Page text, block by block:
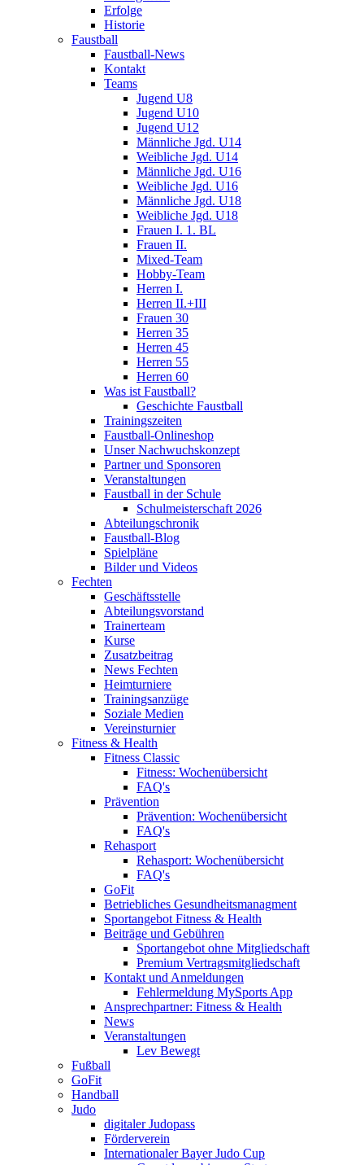
Erfolge
Historie
Faustball
Faustball-News
Kontakt
Teams
Jugend U8
Jugend U10
Jugend U12
Männliche Jgd. U14
Weibliche Jgd. U14
Männliche Jgd. U16
Weibliche Jgd. U16
Männliche Jgd. U18
Weibliche Jgd. U18
Frauen I. 1. BL
Frauen II.
Mixed-Team
Hobby-Team
Herren I.
Herren II.+III
Frauen 30
Herren 35
Herren 45
Herren 55
Herren 60
Was ist Faustball?
Geschichte Faustball
Trainingszeiten
Faustball-Onlineshop
Unser Nachwuchskonzept
Partner und Sponsoren
Veranstaltungen
Faustball in der Schule
Schulmeisterschaft 2026
Abteilungschronik
Faustball-Blog
Spielpläne
Bilder und Videos
Fechten
Geschäftsstelle
Abteilungsvorstand
Trainerteam
Kurse
Zusatzbeitrag
News Fechten
Heimturniere
Trainingsanzüge
Soziale Medien
Vereinsturnier
Fitness & Health
Fitness Classic
Fitness: Wochenübersicht
FAQ's
Prävention
Prävention: Wochenübersicht
FAQ's
Rehasport
Rehasport: Wochenübersicht
FAQ's
GoFit
Betriebliches Gesundheitsmanagment
Sportangebot Fitness & Health
Beiträge und Gebühren
Sportangebot ohne Mitgliedschaft
Premium Vertragsmitgliedschaft
Kontakt und Anmeldungen
Fehlermeldung MySports App
Ansprechpartner: Fitness & Health
News
Veranstaltungen
Lev Bewegt
Fußball
GoFit
Handball
Judo
digitaler Judopass
Förderverein
Internationaler Bayer Judo Cup